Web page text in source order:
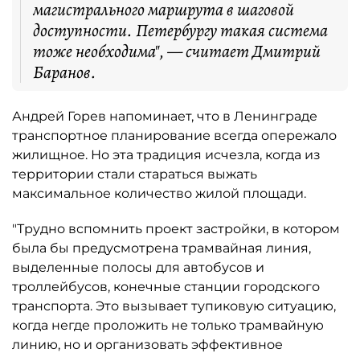
магистрального маршрута в шаговой
доступности. Петербургу такая система
тоже необходима", — считает Дмитрий
Баранов.
Андрей Горев напоминает, что в Ленинграде
транспортное планирование всегда опережало
жилищное. Но эта традиция исчезла, когда из
территории стали стараться выжать
максимальное количество жилой площади.
"Трудно вспомнить проект застройки, в котором
была бы предусмотрена трамвайная линия,
выделенные полосы для автобусов и
троллейбусов, конечные станции городского
транспорта. Это вызывает тупиковую ситуацию,
когда негде проложить не только трамвайную
линию, но и организовать эффективное